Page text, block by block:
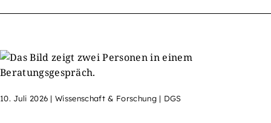
10. Juli 2026 |Wissenschaft & Forschung | DGS